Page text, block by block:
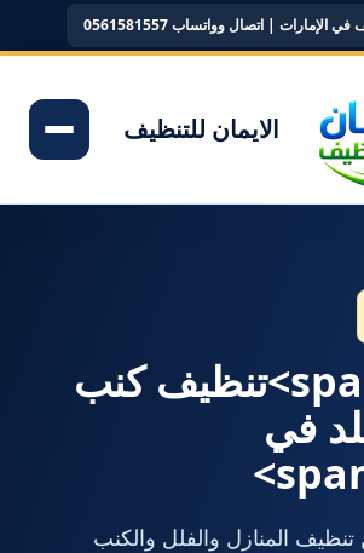
| اتصال وواتساب 0561581557
الايمان للتنظيف
الوسم: <span>تنظيف كنب
في
المنازل والفلل والكنب